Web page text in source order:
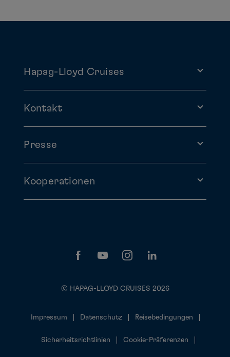
Hapag-Lloyd Cruises
Kontakt
Presse
Kooperationen
© HAPAG-LLOYD CRUISES 2026
Impressum Datenschutz Reisebedingungen
Sicherheitsrichtlinien Cookie-Präferenzen